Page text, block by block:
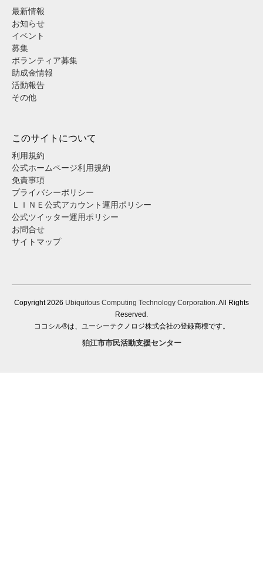
最新情報
お知らせ
イベント
募集
ボランティア募集
助成金情報
活動報告
その他
このサイトについて
利用規約
公式ホームページ利用規約
免責事項
プライバシーポリシー
ＬＩＮＥ公式アカウント運用ポリシー
公式ツイッター運用ポリシー
お問合せ
サイトマップ
Copyright2026 Ubiquitous Computing Technology Corporation. All Rights
Reserved.
ココシル®は、ユーシーテクノロジ株式会社の登録商標です。
狛江市市民活動支援センター